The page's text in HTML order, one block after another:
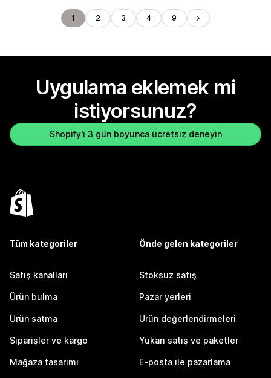
1 2 3 4 9
Uygulama eklemek mi
istiyorsunuz?
Shopify'ı 3 gün boyunca ücretsiz deneyin
Tüm kategoriler
Satış kanalları
Ürün bulma
Ürün satma
Siparişler ve kargo
Mağaza tasarımı
Önde gelen kategoriler
Stoksuz satış
Pazar yerleri
Ürün değerlendirmeleri
Yukarı satış ve paketler
E-posta ile pazarlama